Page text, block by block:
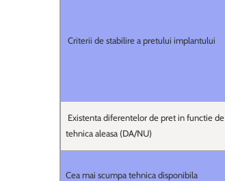
Criterii de stabilire a pretului implantului
Existenta diferentelor de pret in functie de
tehnica aleasa (DA/NU)
Cea mai scumpa tehnica disponibila